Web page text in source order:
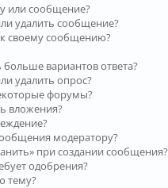
или сообщение?
удалить сообщение?
своему сообщению?
вариантов ответа?
удалить опрос?
форумы?
вложения?
модератору?
при создании сообщения?
одобрения?
тему?